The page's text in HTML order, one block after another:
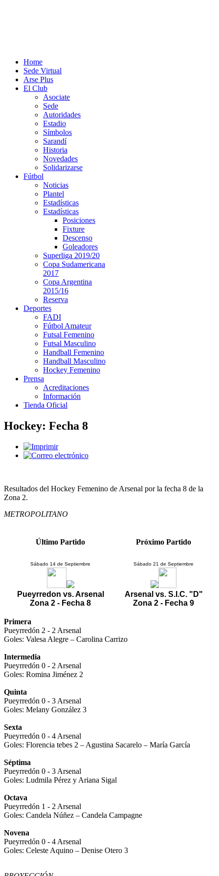
Home
Sede Virtual
Arse Plus
El Club
Asociate
Sede
Autoridades
Estadio
Símbolos
Sarandí
Historia
Novedades
Solidarizarse
Fútbol
Noticias
Plantel
Estadísticas
Estadísticas
Posiciones
Fixture
Descenso
Goleadores
Superliga 2019/20
Copa Sudamericana
2017
Copa Argentina
2015/16
Reserva
Deportes
FADI
Fútbol Amateur
Futsal Femenino
Futsal Masculino
Handball Femenino
Handball Masculino
Hockey Femenino
Prensa
Acreditaciones
Información
Tienda Oficial
Hockey: Fecha 8
Resultados del Hockey Femenino de Arsenal por la fecha 8 de la
Zona 2.
METROPOLITANO
Último Partido Próximo Partido
Sábado 14 de Septiembre
Pueyrredon vs. Arsenal
Zona 2 - Fecha 8
Sábado 21 de Septiembre
Arsenal vs. S.I.C. "D"
Zona 2 - Fecha 9
Primera
Pueyrredón 2 - 2 Arsenal
Goles: Valesa Alegre – Carolina Carrizo
Intermedia
Pueyrredón 0 - 2 Arsenal
Goles: Romina Jiménez 2
Quinta
Pueyrredón 0 - 3 Arsenal
Goles: Melany González 3
Sexta
Pueyrredón 0 - 4 Arsenal
Goles: Florencia tebes 2 – Agustina Sacarelo – María García
Séptima
Pueyrredón 0 - 3 Arsenal
Goles: Ludmila Pérez y Ariana Sigal
Octava
Pueyrredón 1 - 2 Arsenal
Goles: Candela Núñez – Candela Campagne
Novena
Pueyrredón 0 - 4 Arsenal
Goles: Celeste Aquino – Denise Otero 3